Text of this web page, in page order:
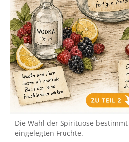
Die Wahl der Spirituose
eingelegten Früchte.